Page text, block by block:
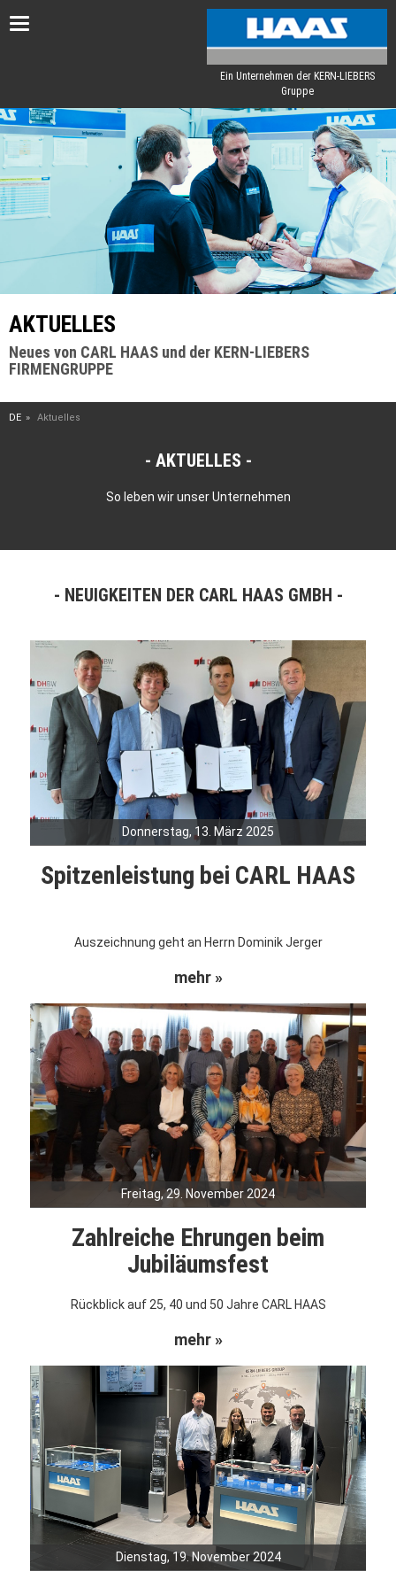
Toggle
Ein Unternehmen der KERN-LIEBERS
Gruppe
AKTUELLES
Neues von CARL HAAS und der KERN-LIEBERS
FIRMENGRUPPE
DE Aktuelles
AKTUELLES
So leben wir unser Unternehmen
NEUIGKEITEN DER CARL HAAS GMBH
Donnerstag, 13. März 2025
Spitzenleistung bei CARL HAAS
Auszeichnung geht an Herrn Dominik Jerger
mehr »
Freitag, 29. November 2024
Zahlreiche Ehrungen beim
Jubiläumsfest
Rückblick auf 25, 40 und 50 Jahre CARL HAAS
mehr »
Dienstag, 19. November 2024